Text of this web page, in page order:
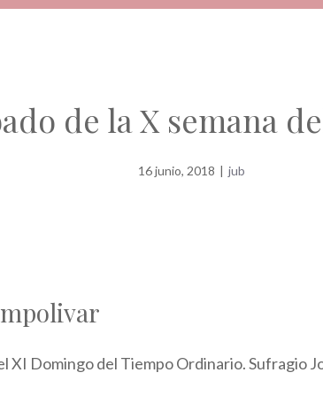
de la X semana
16 junio, 2018 | jub
XI Domingo del Tiempo Ordinario. Sufragio